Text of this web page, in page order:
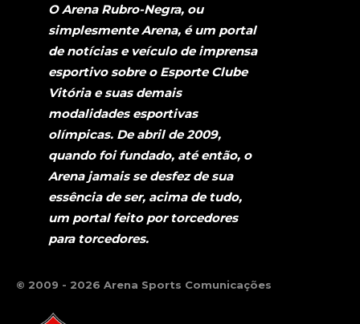
O Arena Rubro-Negra, ou
simplesmente Arena, é um portal
de notícias e veículo de imprensa
esportivo sobre o Esporte Clube
Vitória e suas demais
modalidades esportivas
olímpicas. De abril de 2009,
quando foi fundado, até então, o
Arena jamais se desfez de sua
essência de ser, acima de tudo,
um portal feito por torcedores
para torcedores.
© 2009 - 2026 Arena Sports Comunicações